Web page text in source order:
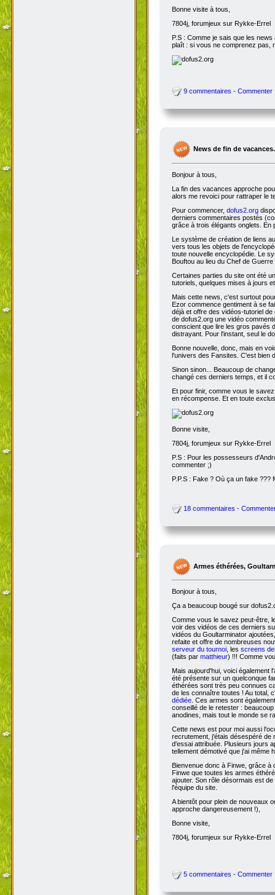
Bonne visite à tous,
7804j, forumjeux sur Rykke-Errel
P.S : Comme je sais que les
plaît : si vous ne comprenez pas,
9 commentaires - Commenter
News de fin de
Bonjour à tous,
La fin des vacances approche
alors me revoici pour rattraper le
Pour commencer, dofus2.org
derniers commentaires postés
grâce à trois élégants onglets. En
Le système de création de liens
vers tous les objets de
toute nouvelle encyclopédie. Le
Bouftou au lieu du Chef de
Certaines parties du site ont été
tutoriels, quelques mises à jours
Mais cette news, c'est surtout
Ezor commence gentiment à se
déjà et offre des vidéos-tutoriel
de dofus2.org une vidéo
conscient que lire les gros pavés
distrayant. Pour l'instant, seul le
Bonne nouvelle, donc, mais en
l'univers des Fansites. C'est bien
Sinon sinon... Beaucoup de
changé ces derniers temps, et il
Et pour finir, comme vous le
en récompense. Et en toute
Bonne visite,
7804j, forumjeux sur Rykke-Errel
P.S : Pour les possesseurs
commenter ;)
P.P.S : Fake ? Où ça un fake ???
18 commentaires -
Armes éthérées,
Bonjour à tous,
Ça a beaucoup bougé sur
Comme vous le savez peut-être,
voir des vidéos de ces derniers
vidéos du Goultarminator
refaite et offre de nombreuses
serveur du tournoi, les screens
(faits par matthieur) !!! Comme
Mais aujourd'hui, voici également
été présente sur un quelconque
éthérées sont très peu connues
de les connaître toutes ! Au total,
dédiée. Ces armes sont
conseillé de le retester :
anodines, mais tout le monde se
Cette news est pour moi aussi
recrutement, j'étais désespéré de
d'essai attribuée. Plusieurs jours
tellement démotivé que j'ai même
Bienvenue donc à Finwe, grâce
Finwe que toutes les armes
ajouter. Son rôle désormais est
l'équipe du site.
A bientôt pour plein de nouveaux
approche dangereusement !),
Bonne visite,
7804j, forumjeux sur Rykke-Errel
5 commentaires - Commenter